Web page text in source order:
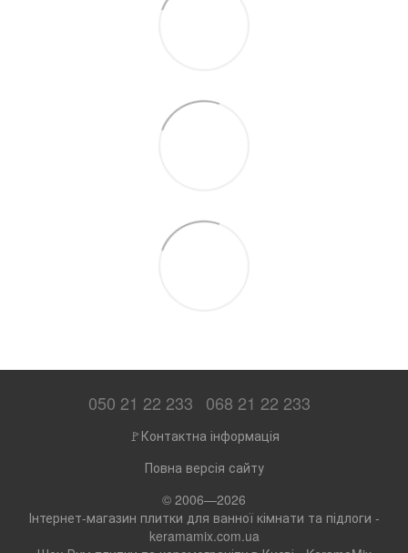
050 21 22 233 068 21 22 233
🚩Контактна інформація
Повна версія сайту
© 2006—2026
Інтернет-магазин плитки для ванної кімнати та підлоги -
keramamix.com.ua